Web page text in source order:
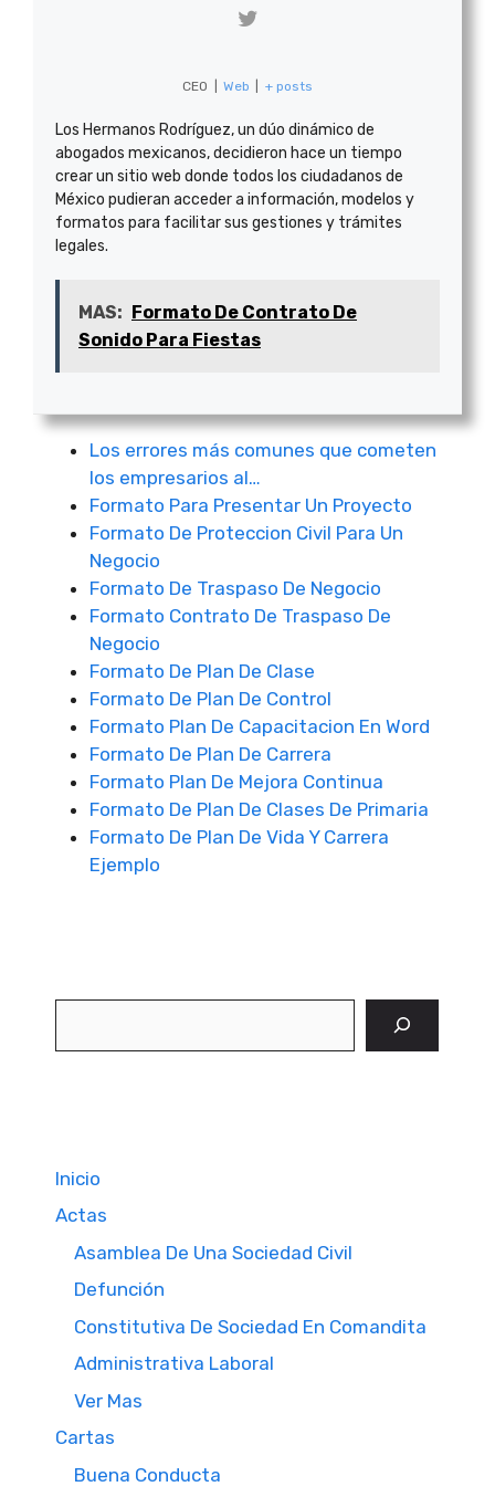
CEO Web + posts
Los Hermanos Rodríguez, un dúo dinámico de
abogados mexicanos, decidieron hace un tiempo
crear un sitio web donde todos los ciudadanos de
México pudieran acceder a información, modelos y
formatos para facilitar sus gestiones y trámites
legales.
MAS: Formato De Contrato De
Sonido Para Fiestas
Los errores más comunes que cometen
los empresarios al…
Formato Para Presentar Un Proyecto
Formato De Proteccion Civil Para Un
Negocio
Formato De Traspaso De Negocio
Formato Contrato De Traspaso De
Negocio
Formato De Plan De Clase
Formato De Plan De Control
Formato Plan De Capacitacion En Word
Formato De Plan De Carrera
Formato Plan De Mejora Continua
Formato De Plan De Clases De Primaria
Formato De Plan De Vida Y Carrera
Ejemplo
Inicio
Actas
Asamblea De Una Sociedad Civil
Defunción
Constitutiva De Sociedad En Comandita
Administrativa Laboral
Ver Mas
Cartas
Buena Conducta